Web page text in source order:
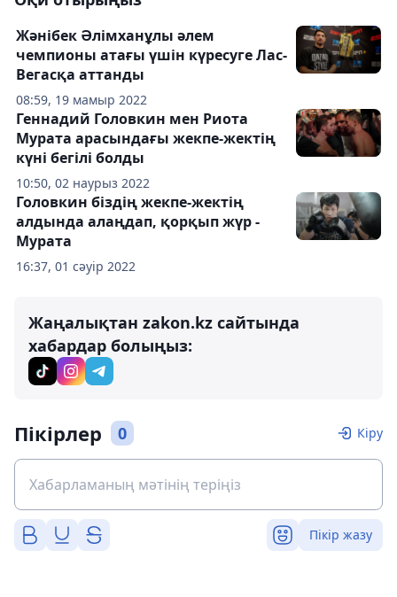
08:59, 19 мамыр 2022
Жәнібек Әлімханұлы әлем
чемпионы атағы үшін күресуге Лас-
Вегасқа аттанды
10:50, 02 наурыз 2022
Геннадий Головкин мен Риота
Мурата арасындағы жекпе-жектің
күні бегілі болды
16:37, 01 сәуір 2022
Головкин біздің жекпе-жектің
алдында алаңдап, қорқып жүр -
Мурата
Жаңалықтан zakon.kz сайтында
хабардар болыңыз:
Пікірлер 0 Кіру
Пікір жазу